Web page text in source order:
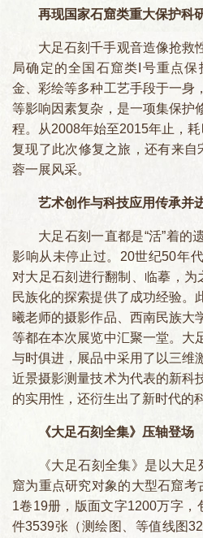
再现国家石窟类重大保护科
大足石刻千手观音造像抢救
局确定的全国石窟类I号重点
金、彩绘等多种工艺手段于一身
等影响因素复杂，是一项集保护
程。从2008年始至2015年止，
复现了此次修复之旅，还有来自
蓉一展风采。
艺术创作与科技应用传承并
大足石刻一直都是“活”着的
影响从未停止过。20世纪50年
对大足石刻进行翻制、临摹，为
民族化的探索提供了成功经验。
曦老师的摄影作品、西南民族大
等都在本次展览中汇聚一堂。大
与时俱进，展品中采用了以三维
近景摄影测量技术为代表的新科
的实用性，还衍生出了新时代的
《大足石刻全集》压轴登场
《大足石刻全集》是以大
窟为重点研究对象的大型石窟
1卷19册，版面文字1200万字，
件3539张（测绘图、等值线图